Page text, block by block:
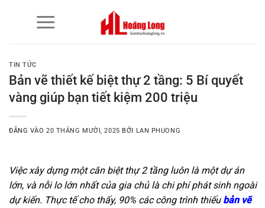
TIN TỨC
Bản vẽ thiết kế biệt thự 2 tầng: 5 Bí quyết
vàng giúp bạn tiết kiệm 200 triệu
ĐĂNG VÀO20 THÁNG MƯỜI, 2025 BỞI LAN PHUONG
Việc xây dựng một căn biệt thự 2 tầng luôn là một dự án
lớn, và nỗi lo lớn nhất của gia chủ là chi phí phát sinh ngoài
dự kiến. Thực tế cho thấy, 90% các công trình thiếu bản vẽ